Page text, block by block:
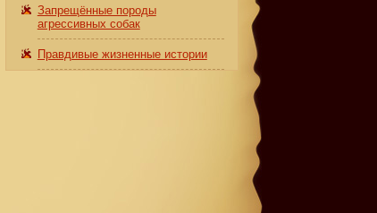
Запрещённые породы
агрессивных собак
Правдивые жизненные истории